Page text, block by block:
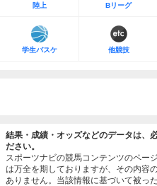
陸上 Bリーグ
学生バスケ 他競技
結果・成績・オッズなどのデータは、
ださい。
スポーツナビの競馬コンテンツのペー
は万全を期しておりますが、その内容
ありません。当該情報に基づいて被っ